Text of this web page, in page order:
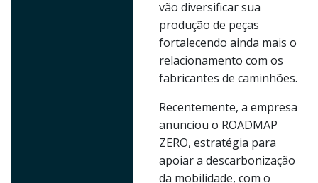
vão diversificar sua
produção de peças
fortalecendo ainda mais o
relacionamento com os
fabricantes de caminhões.
Recentemente, a empresa
anunciou o ROADMAP
ZERO, estratégia para
apoiar a descarbonização
da mobilidade, com o